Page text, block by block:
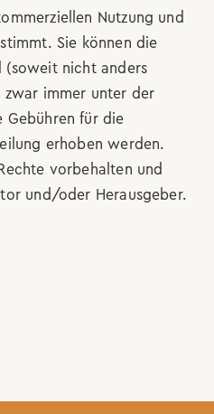
Nutzung und
Sie können die
(soweit nicht anders
immer unter der
Gebühren für die
erhoben werden.
vorbehalten und
und/oder Herausgeber.